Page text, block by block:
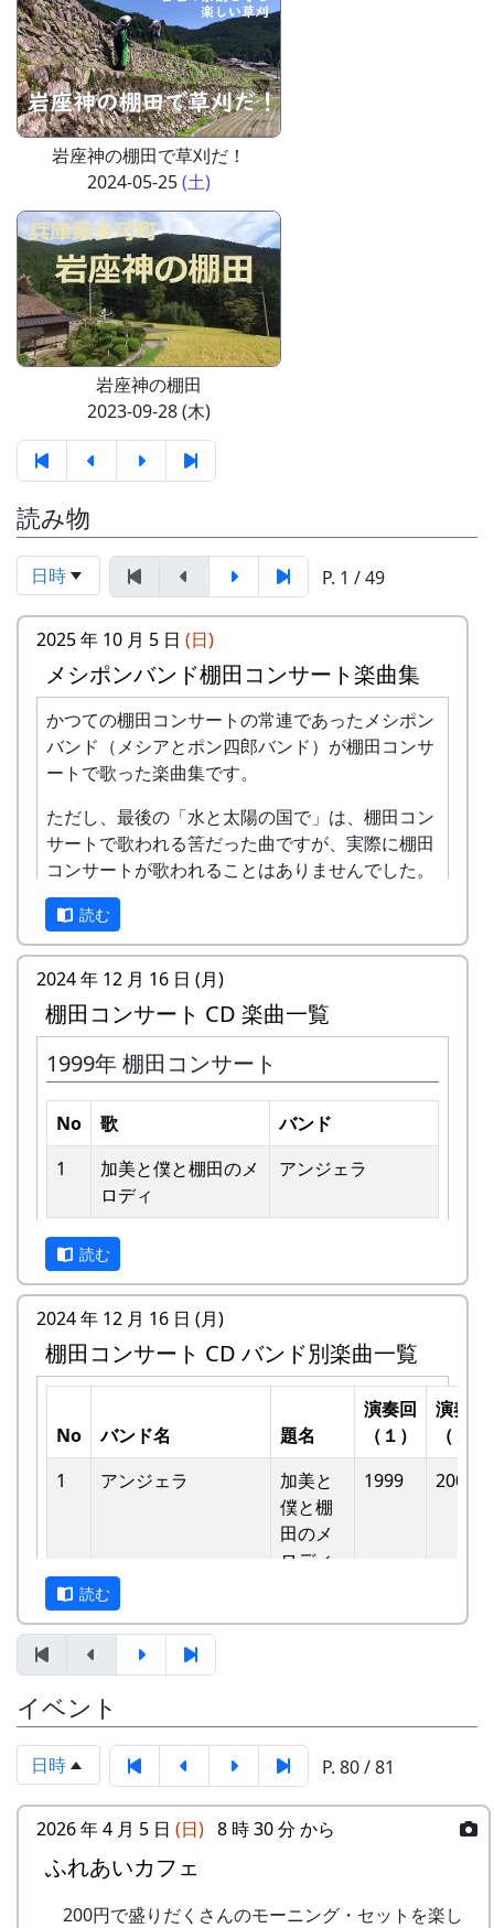
岩座神の棚田で草刈だ！
2024-05-25(土)
岩座神の棚田
2023-09-28 (木)
読み物
日時 P. 1 / 49
2025 年 10 月 5 日 (日)
メシポンバンド棚田コンサート楽曲集
かつての棚田コンサートの常連であったメシポン
バンド（メシアとポン四郎バンド）が棚田コンサ
ートで歌った楽曲集です。
ただし、最後の「水と太陽の国で」は、棚田コン
サートで歌われる筈だった曲ですが、実際に棚田
コンサートが歌われることはありませんでした。
棚田のうた ～ふるさと加美の里へ～
私達メシポンバンドが若い頃連続出場を果たして
ガーの“坂庭省悟さん”を始め審査員の方が見守る
中、毎年優秀バンドが表彰されました。
私達は、この「棚田のうた ～ふるさと加美の里
へ～」で出場した年、“２位”に入ることができま
した。賞品は何と！「地元産の卵、半年分」でし
田んぼの真ん中で山積みの卵の箱を受け取り、バ
ンドメンバーで分けて持って帰ろうとしてたら、
他のバンドに目茶苦茶うらやましがられたのを覚
しばらくメンバーのお家では、おいしい“たまご
かけごはん”や“卵料理”を味わうことができ、「音
楽やっててよかったなあ」と思った瞬間でした
～。 (ポン四郎）
棚田のイネに
読む
2024 年 12 月 16 日 (月)
棚田コンサート CD 楽曲一覧
1999年 棚田コンサート
No 歌
バンド
1
加美と僕と棚⽥のメ
ロディ
アンジェラ
2 歌おうみんなで
3
ワンス・アンド・フ
4 僕の中のふるさと
H CORPORATION
5
棚⽥のイネに
メシアとポン四郎
バンド
メシアとポン四郎
バンド
7
棚⽥の⾵
この町で
10
帰ってきたよ
H CORPORATION
11
帰郷〜2000〜9⽉吉
⽇
三畳⼀間
読む
2024 年 12 月 16 日 (月)
棚田コンサート CD バンド別楽曲一覧
No バンド名 題名
演奏回
（１）
演奏回
（２）
1
アンジェラ
加美と
僕と棚
⽥のメ
ロディ
1999 2002
- アンジェラ
⽥の中
- アンジェラ
⾵
- アンジェラ
棚⽥の
ステー
ジへ
1999
- アンジェラ
読む
イベント
日時 P. 80 / 81
2026 年 4 月 5 日 (日) 8 時 30 分 から
ふれあいカフェ
200円で盛りだくさんのモーニング・セットを楽し